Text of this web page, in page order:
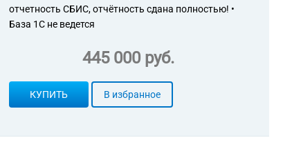
отчетность СБИС, отчётность сдана полностью! •
База 1С не ведется
445 000 руб.
КУПИТЬ В избранное